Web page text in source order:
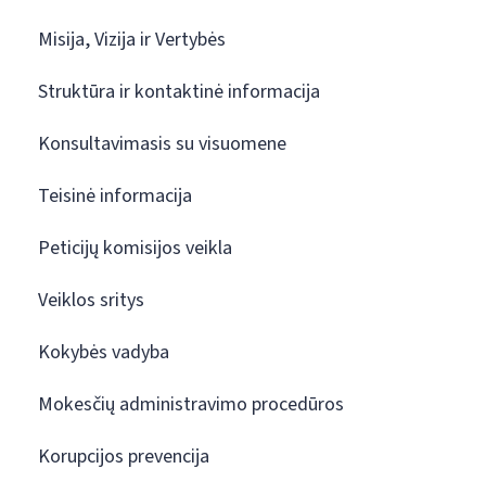
Misija, Vizija ir Vertybės
Struktūra ir kontaktinė informacija
Konsultavimasis su visuomene
Teisinė informacija
Peticijų komisijos veikla
Veiklos sritys
Kokybės vadyba
Mokesčių administravimo procedūros
Korupcijos prevencija